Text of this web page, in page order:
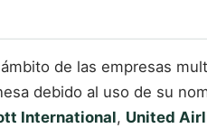
de las empresas
debido al uso de su
International, United